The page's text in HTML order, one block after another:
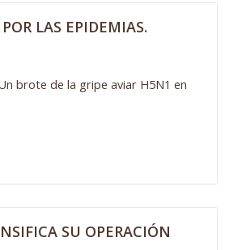
LAS EPIDEMIAS.
brote de la gripe aviar H5N1 en
SU OPERACIÓN